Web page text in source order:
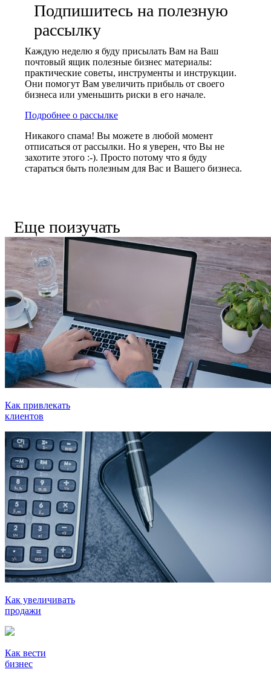
Подпишитесь на полезную
рассылку
Каждую неделю я буду присылать Вам на Ваш
почтовый ящик полезные бизнес материалы:
практические советы, инструменты и инструкции.
Они помогут Вам увеличить прибыль от своего
бизнеса или уменьшить риски в его начале.
Подробнее о рассылке
Никакого спама! Вы можете в любой момент
отписаться от рассылки. Но я уверен, что Вы не
захотите этого :-). Просто потому что я буду
стараться быть полезным для Вас и Вашего бизнеса.
Еще поизучать
Как привлекать
клиентов
Как увеличивать
продажи
Как вести
бизнес